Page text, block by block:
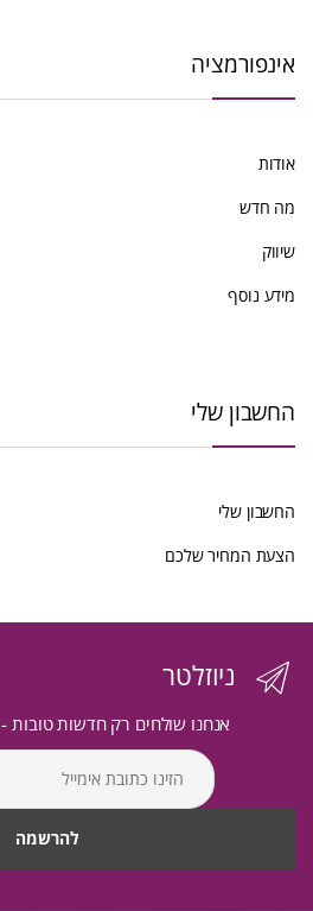
אינפורמציה
אודות
מה חדש
שיווק
מידע נוסף
החשבון שלי
החשבון שלי
הצעת המחיר שלכם
ניוזלטר
אנחנו שולחים רק חדשות טובות -